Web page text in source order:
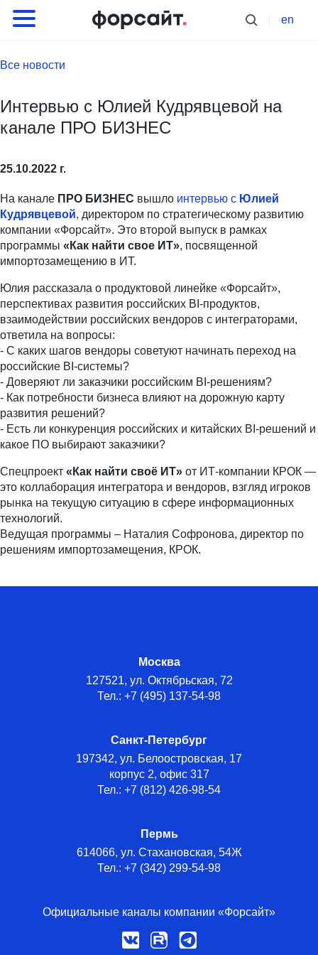
en
Все новости
Интервью с Юлией Кудрявцевой на
канале ПРО БИЗНЕС
25.10.2022 г.
На канале ПРО БИЗНЕС вышло интервью с Юлией
Кудрявцевой, директором по стратегическому развитию
компании «Форсайт». Это второй выпуск в рамках
программы «Как найти свое ИТ», посвященной
импортозамещению в ИТ.
Юлия рассказала о продуктовой линейке «Форсайт»,
перспективах развития российских BI-продуктов,
взаимодействии российских вендоров с интеграторами,
ответила на вопросы:
- С каких шагов вендоры советуют начинать переход на
российские BI-системы?
- Доверяют ли заказчики российским BI-решениям?
- Как потребности бизнеса влияют на дорожную карту
развития решений?
- Есть ли конкуренция российских и китайских BI-решений и
какое ПО выбирают заказчики?
Спецпроект «Как найти своё ИТ» от ИТ-компании КРОК —
это коллаборация интегратора и вендоров, взгляд игроков
рынка на текущую ситуацию в сфере информационных
технологий.
Ведущая программы – Наталия Софронова, директор по
решениям импортозамещения, КРОК.
Москва
127521, ул. Октябрьская, 72
Тел.: +7 (495) 137-54-98
Санкт-Петербург
197342, ул. Белоостровская, 17
корпус 2, офис 317
Тел.: +7 (812) 426-98-54
Пермь
614066, ул. Стахановская, 54Ж
Тел.: +7 (342) 299-54-98
Официальные каналы компании «Форсайт»